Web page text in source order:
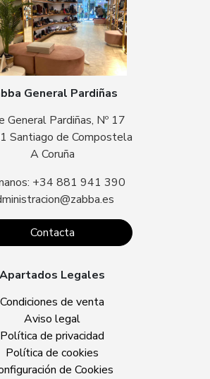
General Pardiñas
General Pardiñas, Nº 17
Santiago de Compostela
A Coruña
+34 881 941 390
Contacta
Apartados Legales
Condiciones de venta
Aviso legal
Política de privacidad
Política de cookies
de Cookies